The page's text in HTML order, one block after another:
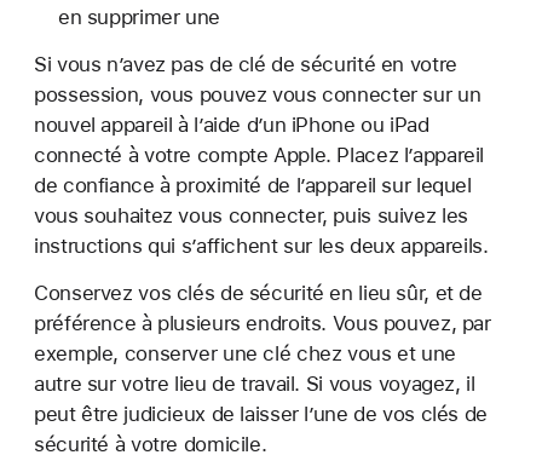
en supprimer une
Si vous n’avez pas de clé de sécurité en votre
possession, vous pouvez vous connecter sur un
nouvel appareil à l’aide d’un iPhone ou iPad
connecté à votre compte Apple. Placez l’appareil
de confiance à proximité de l’appareil sur lequel
vous souhaitez vous connecter, puis suivez les
instructions qui s’affichent sur les deux appareils.
Conservez vos clés de sécurité en lieu sûr, et de
préférence à plusieurs endroits. Vous pouvez, par
exemple, conserver une clé chez vous et une
autre sur votre lieu de travail. Si vous voyagez, il
peut être judicieux de laisser l’une de vos clés de
sécurité à votre domicile.